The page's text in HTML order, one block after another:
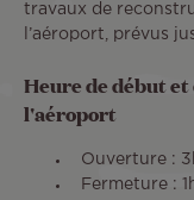
travaux de
l’aéroport, prévus
Heure de début
l'aéroport
Ouverture :
Fermeture :